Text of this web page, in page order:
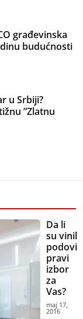
građevinska
budućnosti
u Srbiji?
”Zlatnu
Da li
su vinil
podovi
pravi
izbor
za
Vas?
maj 17,
2016